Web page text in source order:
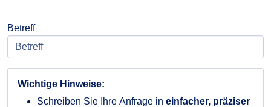
Betreff
Wichtige Hinweise:
Schreiben Sie Ihre Anfrage in einfacher, präziser